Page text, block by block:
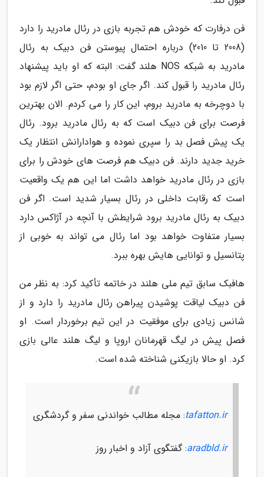
فن درفارت که خودش هم تجربه بازی در رئال مادرید را دارد
(2008 تا 2010) درباره احتمال پیوستن فن دبیک به رئال
مادرید به شبکه NOS هلند گفت: البته که او باید پیشنهاد
رئال مادرید را قبول کند. اگر جای او بودم، حتی اگر لازم بود
با دوچرخه به مادرید بروم، این کار را می کردم. الان بهترین
فرصت برای فن دبیک است که به رئال مادرید برود. رئال
یک پیش فصل بد را سپری نموده و هوادارانش انتظار یک
خرید جدید دارند. فن دبیک هم فرصت های خودش را برای
بازی در رئال مادرید خواهد داشت اما این هم یک واقعیت
است که رقابت داخلی در رئال بسیار شدید است. اگر فن
دبیک به رئال مادرید برود شرایطش با آنچه در آژاکس دارد
بسیار متفاوت خواهد بود اما رئال می تواند به خوبی از
پتانسیل و توانایی هایش بهره ببرد.
هافبک سابق تیم ملی هلند در خاتمه تأکید کرد: به نظر من
فن دبیک لیاقت پوشیدن پیراهن رئال مادرید را دارد و از
شانس زیادی برای موفقیت در این تیم برخوردار است. او
فصل پیش در لیگ قهرمانان اروپا و لیگ هلند عالی بازی
کرد. او حالا بازیکنی شناخته شده است.
tafatton.ir: مجله مطالب خواندنی سفر و گردشگری
aradbld.ir: گفتگوی آزاد و اخبار روز